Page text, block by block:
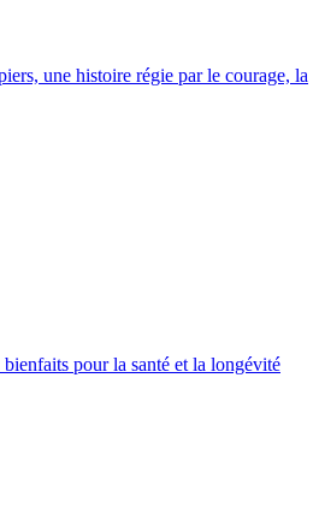
une histoire régie par le courage, la
pour la santé et la longévité